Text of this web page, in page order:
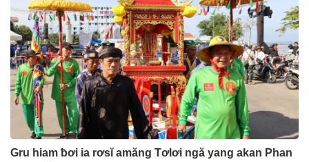
Gru hiam ƀơi ia rơsĭ amăng Tơlơi ngă yang akan Phan